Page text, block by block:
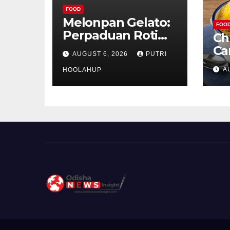
FOOD
Melonpan Gelato:
Perpaduan Roti
Renyah dan Es
Krim Lembut yang
Menggoda
AUGUST 6, 2026 PUTRI
HOOLAHUP